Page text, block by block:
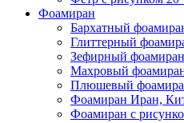
Фоамиран
Бархатный
Глиттерный
Зефирный фоамиран
Махровый
Плюшевый
Фоамиран Иран,
Фоамиран с